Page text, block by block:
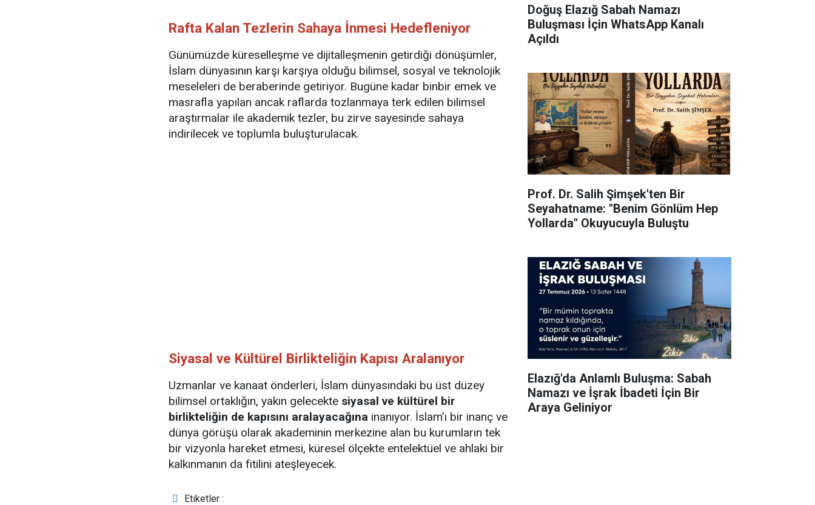
Rafta Kalan Tezlerin Sahaya İnmesi Hedefleniyor
Günümüzde küreselleşme ve dijitalleşmenin getirdiği dönüşümler,
İslam dünyasının karşı karşıya olduğu bilimsel, sosyal ve teknolojik
meseleleri de beraberinde getiriyor. Bugüne kadar binbir emek ve
masrafla yapılan ancak raflarda tozlanmaya terk edilen bilimsel
araştırmalar ile akademik tezler, bu zirve sayesinde sahaya
indirilecek ve toplumla buluşturulacak.
Siyasal ve Kültürel Birlikteliğin Kapısı Aralanıyor
Uzmanlar ve kanaat önderleri, İslam dünyasındaki bu üst düzey
bilimsel ortaklığın, yakın gelecekte siyasal ve kültürel bir
birlikteliğin de kapısını aralayacağına inanıyor. İslam’ı bir inanç ve
dünya görüşü olarak akademinin merkezine alan bu kurumların tek
bir vizyonla hareket etmesi, küresel ölçekte entelektüel ve ahlaki bir
kalkınmanın da fitilini ateşleyecek.
Etiketler :
Doğuş Elazığ Sabah Namazı
Buluşması İçin WhatsApp Kanalı
Açıldı
Prof. Dr. Salih Şimşek'ten Bir
Seyahatname: "Benim Gönlüm Hep
Yollarda" Okuyucuyla Buluştu
Elazığ'da Anlamlı Buluşma: Sabah
Namazı ve İşrak İbadeti İçin Bir
Araya Geliniyor